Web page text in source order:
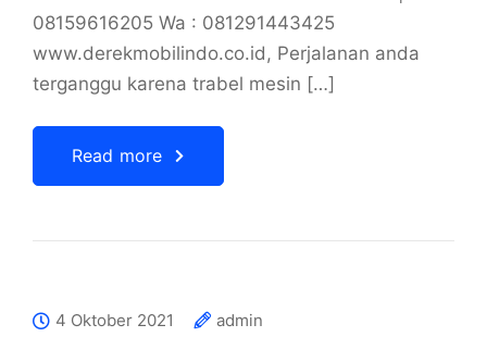
08159616205 Wa : 081291443425
www.derekmobilindo.co.id, Perjalanan anda
terganggu karena trabel mesin […]
Read more
4 Oktober 2021
admin